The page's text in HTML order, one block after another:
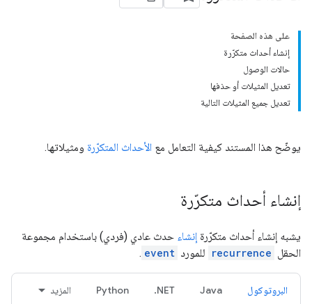
على هذه الصفحة
إنشاء أحداث متكرّرة
حالات الوصول
تعديل المثيلات أو حذفها
تعديل جميع المثيلات التالية
يوضّح هذا المستند كيفية التعامل مع الأحداث المتكرّرة ومثيلاتها.
إنشاء أحداث متكرّرة
يشبه إنشاء أحداث متكرّرة إنشاء حدث عادي (فردي) باستخدام مجموعة
الحقل recurrence للمورد event
.
البروتوكول Java
NET.
Python المزيد